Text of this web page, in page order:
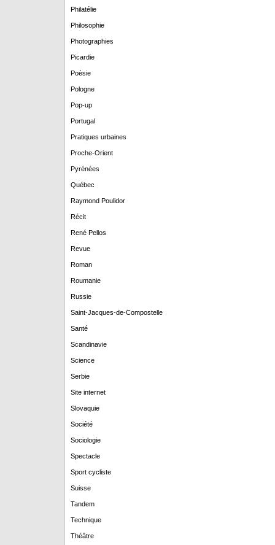
Philatélie
Philosophie
Photographies
Picardie
Poèsie
Pologne
Pop-up
Portugal
Pratiques urbaines
Proche-Orient
Pyrénées
Québec
Raymond Poulidor
Récit
René Pellos
Revue
Roman
Roumanie
Russie
Saint-Jacques-de-Compostelle
Santé
Scandinavie
Science
Serbie
Site internet
Slovaquie
Société
Sociologie
Spectacle
Sport cycliste
Suisse
Tandem
Technique
Théâtre